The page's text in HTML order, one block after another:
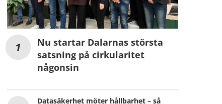
Nu startar Dalarnas största
satsning på cirkularitet
någonsin
Datasäkerhet möter hållbarhet – så